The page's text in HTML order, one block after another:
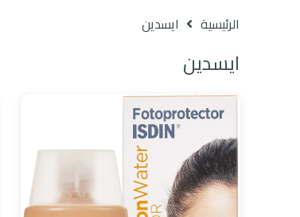
الرئيسية ايسدين
ايسدين